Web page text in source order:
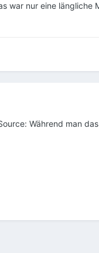
nur eine längliche
Während man